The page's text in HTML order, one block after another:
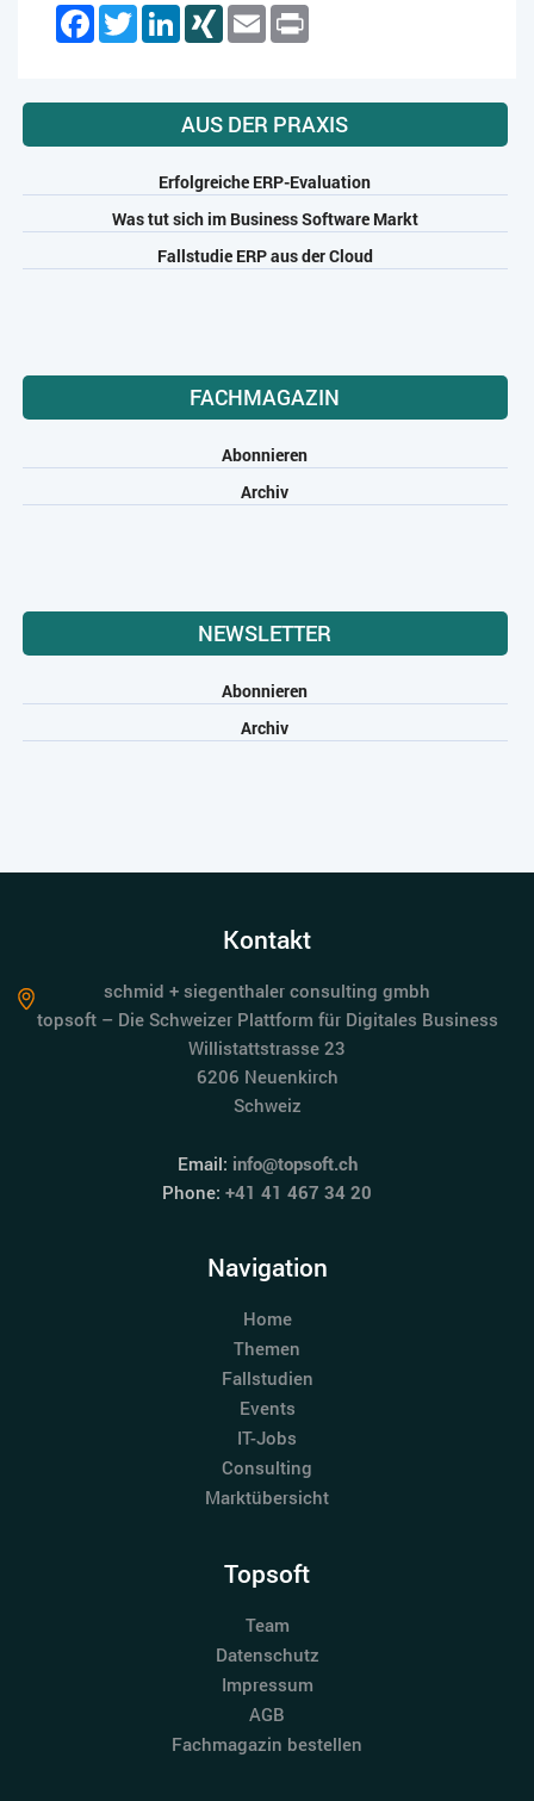
FacebookTwitterLinkedInXING Email
AUS DER PRAXIS
Erfolgreiche ERP-Evaluation
Was tut sich im Business Software Markt
Fallstudie ERP aus der Cloud
FACHMAGAZIN
Abonnieren
Archiv
NEWSLETTER
Abonnieren
Archiv
Kontakt
schmid + siegenthaler consulting gmbh
topsoft – Die Schweizer Plattform für Digitales Business
Willistattstrasse 23
6206 Neuenkirch
Schweiz
Email: info@topsoft.ch
Phone: +41 41 467 34 20
Navigation
Home
Themen
Fallstudien
Events
IT-Jobs
Consulting
Marktübersicht
Topsoft
Team
Datenschutz
Impressum
AGB
Fachmagazin bestellen